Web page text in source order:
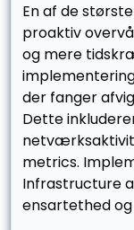
En af de
proaktiv
og mere
der fanger
Dette
metrics.
Infrastructure
ensartethed